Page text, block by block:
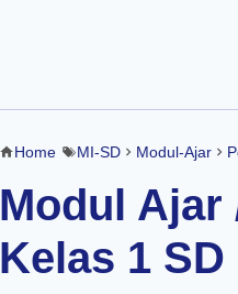
Home MI-SD Modul-Ajar
Modul Ajar
Kelas 1